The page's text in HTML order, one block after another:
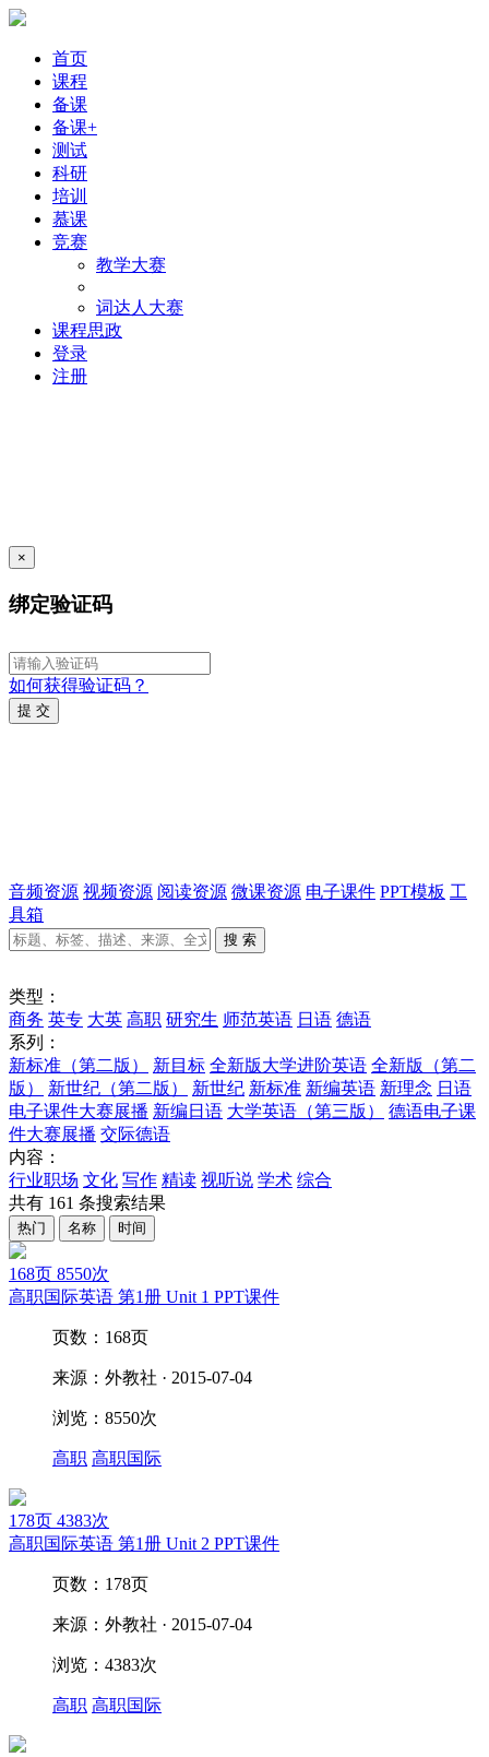
首页
课程
备课
备课+
测试
科研
培训
慕课
竞赛
教学大赛
词达人大赛
课程思政
登录
注册
×
绑定验证码
如何获得验证码？
提 交
音频资源 视频资源 阅读资源 微课资源 电子课件 PPT模板 工
具箱
搜 索
类型：
商务 英专 大英 高职 研究生 师范英语 日语 德语
系列：
新标准（第二版）
新目标 全新版大学进阶英语 全新版（第二
版）
新世纪（第二版） 新世纪 新标准 新编英语 新理念 日语
电子课件大赛展播 新编日语 大学英语（第三版）
德语电子课
件大赛展播 交际德语
内容：
行业职场 文化 写作 精读 视听说 学术 综合
共有 161 条搜索结果
热门 名称 时间
168页 8550次
高职国际英语 第1册 Unit 1 PPT课件
页数：168页
来源：外教社 · 2015-07-04
浏览：8550次
高职 高职国际
178页 4383次
高职国际英语 第1册 Unit 2 PPT课件
页数：178页
来源：外教社 · 2015-07-04
浏览：4383次
高职 高职国际